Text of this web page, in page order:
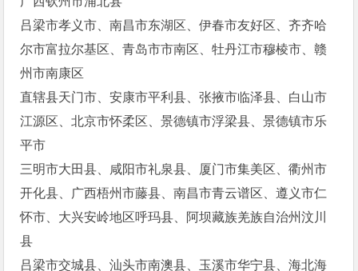
吕梁市孝义市、南昌市东湖区、伊春市友好区、齐齐哈
尔市富拉尔基区、青岛市市南区、牡丹江市穆棱市、赣
州市南康区
直辖县天门市、安康市平利县、张掖市临泽县、白山市
江源区、北京市怀柔区、景德镇市浮梁县、景德镇市乐
平市
三明市大田县、咸阳市礼泉县、厦门市集美区、衢州市
开化县、广西梧州市藤县、南昌市青云谱区、遵义市仁
怀市、大兴安岭地区呼玛县、阿坝藏族羌族自治州汶川
县
吕梁市交城县、汕头市南澳县、玉溪市华宁县、海北海